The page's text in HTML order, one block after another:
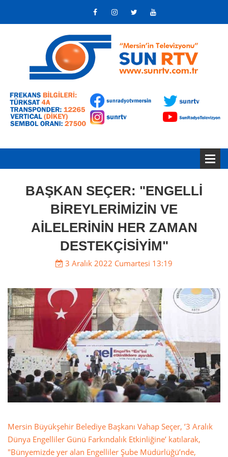
BAŞKAN SEÇER: "ENGELLİ
BİREYLERİMİZİN VE
AİLELERİNİN HER ZAMAN
DESTEKÇİSİYİM"
3 Aralık 2022 Cumartesi 13:19
Mersin Büyükşehir Belediye Başkanı Vahap Seçer, ’3 Aralık
Dünya Engelliler Günü Farkındalık Etkinliğine’ katılarak,
"Bünyemizde yer alan Engelliler Şube Müdürlüğü’nde,